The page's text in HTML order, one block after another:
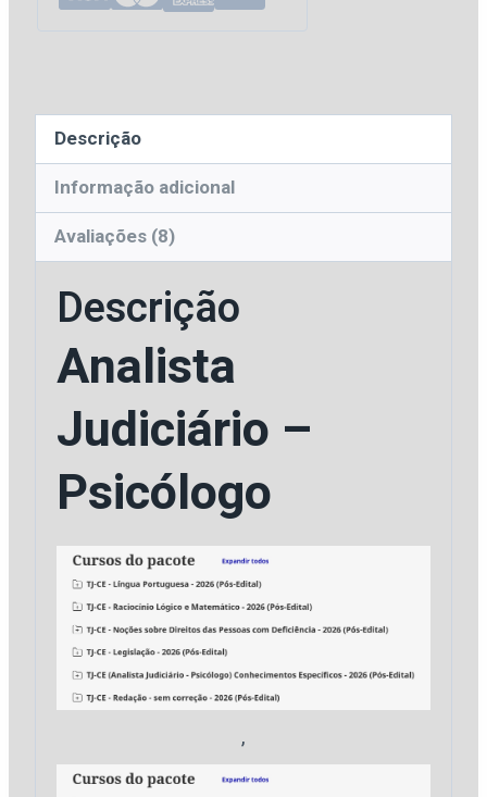
Edital
ou
Técnico
do
Tribunal
de
Estado
Ceará
[2026]
Estrategia
quantidade
Descrição
Informação adicional
Avaliações (8)
Descrição
Analista
Judiciário –
Psicólogo
,